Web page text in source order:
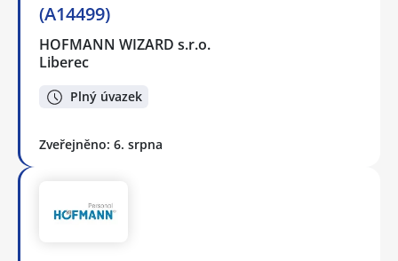
(A14499)
HOFMANN WIZARD s.r.o.
Liberec
Plný úvazek
Zveřejněno: 6. srpna